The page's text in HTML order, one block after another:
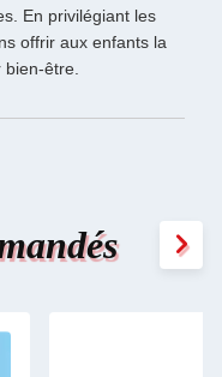
En privilégiant les
offrir aux enfants la
être.